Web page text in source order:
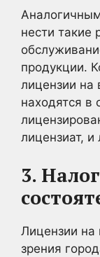
нести такие
продукции.
лицензии на
находятся в
лицензиат,
3.
Лицензии на
зрения